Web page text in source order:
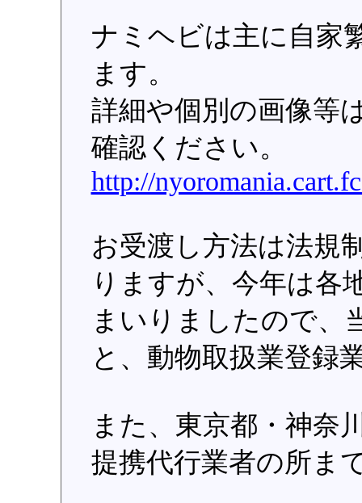
ナミヘビは主に自家
ます。
詳細や個別の画像等
確認ください。
http://
お受渡し方法は法規
りますが、今年は各
まいりましたので、
と、動物取扱業登録
また、東京都・神奈
提携代行業者の所ま